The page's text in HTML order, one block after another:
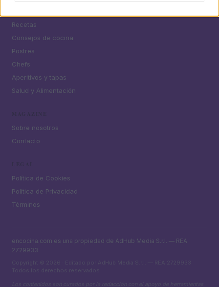
Recetas
Consejos de cocina
Postres
Chefs
Aperitivos y tapas
Salud y Alimentación
Sobre nosotros
Contacto
Política de Cookies
Política de Privacidad
Términos
encocina.com es una propiedad de AdHub Media S.r.l. — REA
2729933
Copyright © 2026 · Editado por AdHub Media S.r.l. — REA 2729933
Todos los derechos reservados
Los contenidos son curados por la redacción con el apoyo de herramientas